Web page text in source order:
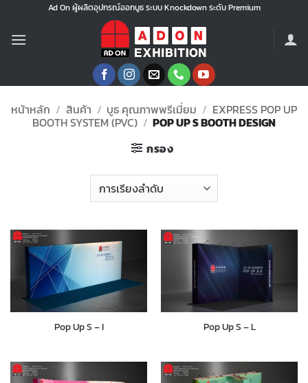
ยัง
Ad On ผู้ผลิตอุปกรณ์ออกบูธ ระบบ Knockdown ระดับ Premium
หน้าหลัก / สินค้า / บูธ คุณภาพพรีเมี่ยม / EXPRESS POP UP
BOOTH SYSTEM (PVC) / POP UP S BOOTH DESIGN
กรอง
Pop Up S – I Pop Up S – L